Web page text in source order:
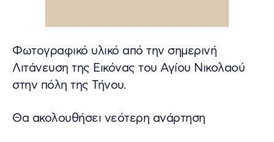
Φωτογραφικό υλικό από την σημερινή
Λιτάνευση της Εικόνας του Αγίου Νικολαού
στην πόλη της Τήνου.
Θα ακολουθήσει νεότερη ανάρτηση